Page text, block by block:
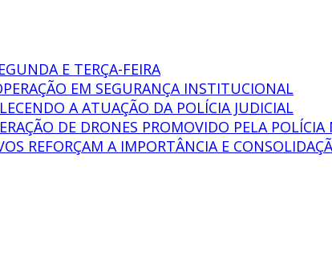
E TERÇA-FEIRA
EM SEGURANÇA INSTITUCIONAL
A ATUAÇÃO DA POLÍCIA JUDICIAL
DE DRONES PROMOVIDO PELA
REFORÇAM A IMPORTÂNCIA E